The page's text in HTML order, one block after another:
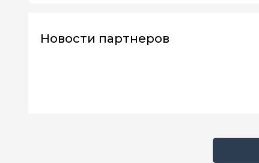
Новости партнеров